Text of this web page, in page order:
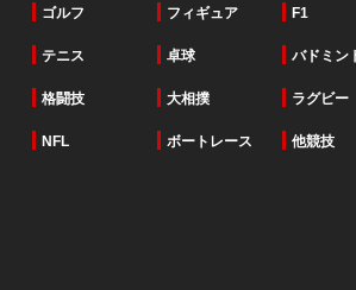
ゴルフ フィギュア F1
テニス 卓球 バドミン
格闘技 大相撲 ラグビー
NFL ボートレース 他競技